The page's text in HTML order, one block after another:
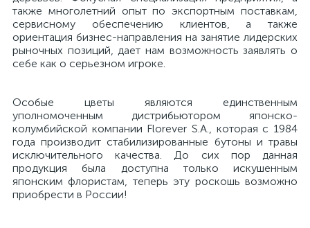
также многолетний опыт по экспортным поставкам,
сервисному обеспечению клиентов, а также
ориентация бизнес-направления на занятие лидерских
рыночных позиций, дает нам возможность заявлять о
себе как о серьезном игроке.
Особые цветы являются единственным
уполномоченным дистрибьютором японско-
колумбийской компании Florever S.A., которая с 1984
года производит стабилизированные бутоны и травы
исключительного качества. До сих пор данная
продукция была доступна только искушенным
японским флористам, теперь эту роскошь возможно
приобрести в России!